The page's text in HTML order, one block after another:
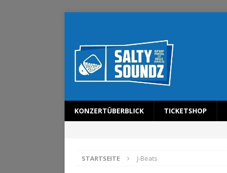
KONZERTÜBERBLICK TICKETSHOP
STARTSEITE J-Beats